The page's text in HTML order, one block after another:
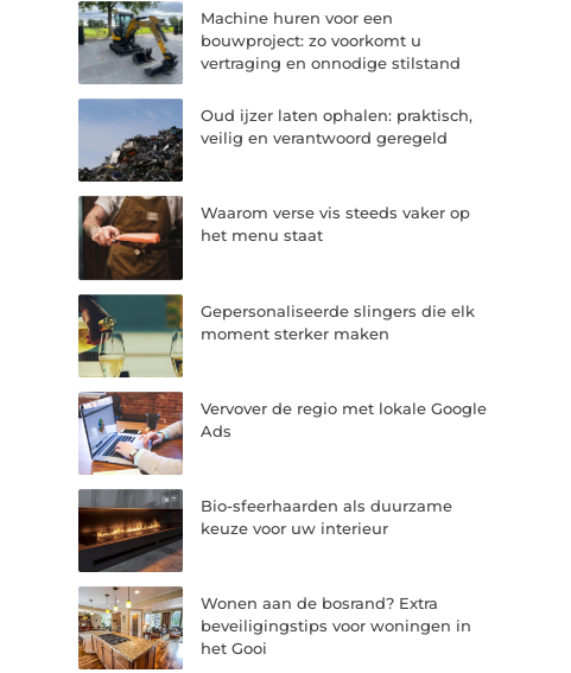
Machine huren voor een
bouwproject: zo voorkomt u
vertraging en onnodige stilstand
Oud ijzer laten ophalen: praktisch,
veilig en verantwoord geregeld
Waarom verse vis steeds vaker op
het menu staat
Gepersonaliseerde slingers die elk
moment sterker maken
Vervover de regio met lokale Google
Ads
Bio-sfeerhaarden als duurzame
keuze voor uw interieur
Wonen aan de bosrand? Extra
beveiligingstips voor woningen in
het Gooi